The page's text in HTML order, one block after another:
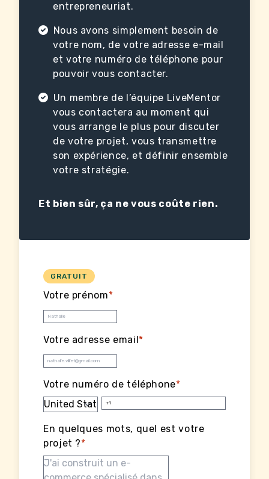
entrepreneuriat.
Nous avons simplement besoin de
votre nom, de votre adresse e-mail
et votre numéro de téléphone pour
pouvoir vous contacter.
Un membre de l’équipe LiveMentor
vous contactera au moment qui
vous arrange le plus pour discuter
de votre projet, vous transmettre
son expérience, et définir ensemble
votre stratégie.
Et bien sûr, ça ne vous coûte rien.
GRATUIT
Votre prénom*
Votre adresse email*
Votre numéro de téléphone*
En quelques mots, quel est votre
projet ?*